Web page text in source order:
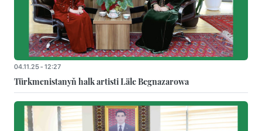
04.11.25 - 12:27
Türkmenistanyň halk artisti Läle Begnazarowa